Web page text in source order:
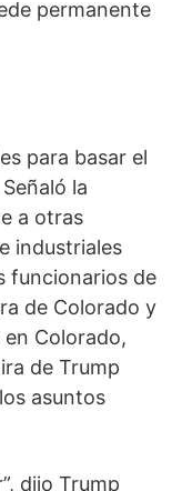
permanente
para basar el
la
a otras
industriales
funcionarios de
de Colorado y
Colorado,
de Trump
asuntos
dijo Trump